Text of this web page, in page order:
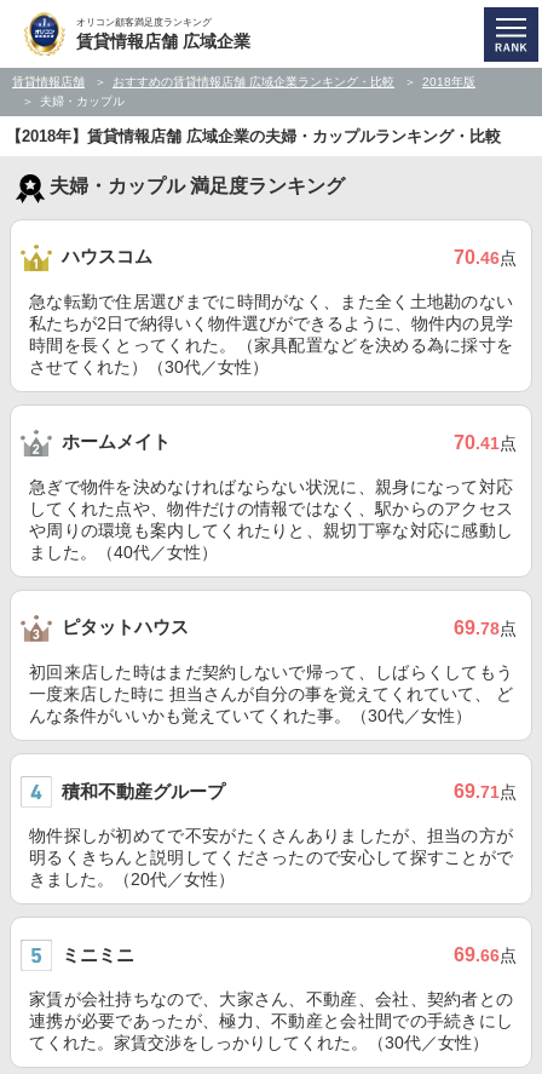
オリコン顧客満足度ランキング
賃貸情報店舗 広域企業
賃貸情報店舗 おすすめの賃貸情報店舗 広域企業ランキング・比較
2018年版
夫婦・カップル
【2018年】賃貸情報店舗 広域企業の夫婦・カップルランキング・比較
夫婦・カップル 満足度ランキング
ハウスコム 70.46点
急な転勤で住居選びまでに時間がなく、また全く土地勘のない
私たちが2日で納得いく物件選びができるように、物件内の見学
時間を長くとってくれた。（家具配置などを決める為に採寸を
させてくれた）（30代／女性）
ホームメイト 70.41点
急ぎで物件を決めなければならない状況に、親身になって対応
してくれた点や、物件だけの情報ではなく、駅からのアクセス
や周りの環境も案内してくれたりと、親切丁寧な対応に感動し
ました。（40代／女性）
ピタットハウス 69.78点
初回来店した時はまだ契約しないで帰って、しばらくしてもう
一度来店した時に 担当さんが自分の事を覚えてくれていて、 ど
んな条件がいいかも覚えていてくれた事。（30代／女性）
積和不動産グループ 69.71点
物件探しが初めてで不安がたくさんありましたが、担当の方が
明るくきちんと説明してくださったので安心して探すことがで
きました。（20代／女性）
ミニミニ 69.66点
家賃が会社持ちなので、大家さん、不動産、会社、契約者との
連携が必要であったが、極力、不動産と会社間での手続きにし
てくれた。家賃交渉をしっかりしてくれた。（30代／女性）